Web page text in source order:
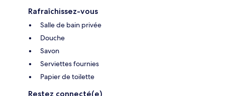
Rafraîchissez-vous
Salle de bain privée
Douche
Savon
Serviettes fournies
Papier de toilette
Restez connecté(e)